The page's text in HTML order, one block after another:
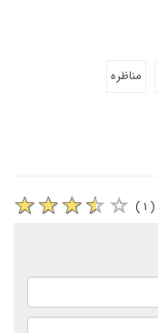
مناظره
( ۱ )